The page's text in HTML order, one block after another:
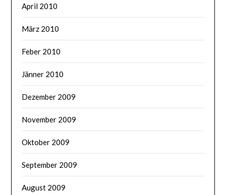
April 2010
März 2010
Feber 2010
Jänner 2010
Dezember 2009
November 2009
Oktober 2009
September 2009
August 2009